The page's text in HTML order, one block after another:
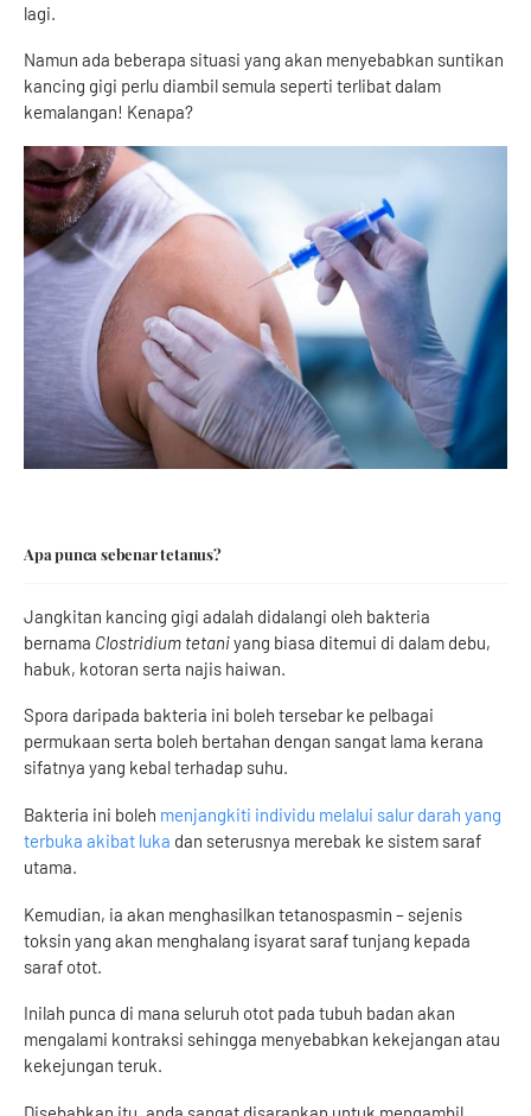
lagi.
Namun ada beberapa situasi yang akan menyebabkan suntikan
kancing gigi perlu diambil semula seperti terlibat dalam
kemalangan! Kenapa?
Apa punca sebenar tetanus?
Jangkitan kancing gigi adalah didalangi oleh bakteria
bernama Clostridium tetaniyang biasa ditemui di dalam debu,
habuk, kotoran serta najis haiwan.
Spora daripada bakteria ini boleh tersebar ke pelbagai
permukaan serta boleh bertahan dengan sangat lama kerana
sifatnya yang kebal terhadap suhu.
Bakteria ini boleh menjangkiti individu melalui salur darah yang
terbuka akibat luka dan seterusnya merebak ke sistem saraf
utama.
Kemudian, ia akan menghasilkan tetanospasmin – sejenis
toksin yang akan menghalang isyarat saraf tunjang kepada
saraf otot.
Inilah punca di mana seluruh otot pada tubuh badan akan
mengalami kontraksi sehingga menyebabkan kekejangan atau
kekejungan teruk.